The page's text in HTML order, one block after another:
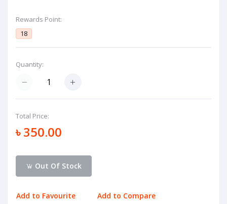
Rewards Point:
18
Quantity:
Total Price:
৳ 350.00
Out Of Stock
Add to Favourite Add to Compare